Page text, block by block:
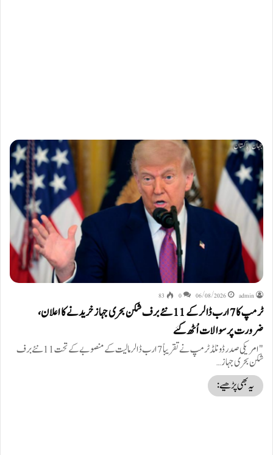
admin
06/08/2026
0
83
ٹرمپ کا 7 ارب ڈالر کے 11 نئے برف شکن بحری جہاز خریدنے کا اعلان،
ضرورت پر سوالات اُٹھ گئے
"امریکی صدر ڈونلڈ ٹرمپ نے تقریباً 7 ارب ڈالر مالیت کے منصوبے کے تحت 11 نئے برف
شکن بحری جہاز…
یہ بھی پڑھیے: